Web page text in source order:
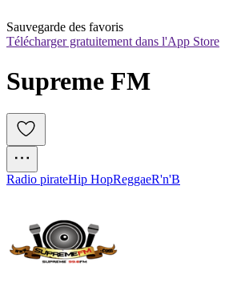
Sauvegarde des favoris
Télécharger gratuitement dans l'App Store
Supreme FM
Radio pirateHip HopReggaeR'n'B